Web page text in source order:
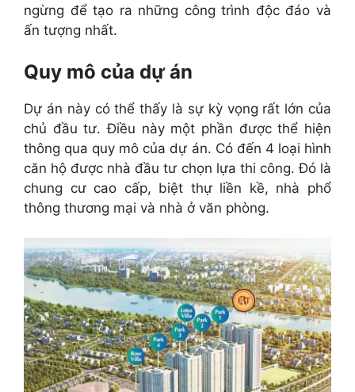
ngừng để tạo ra những công trình độc đáo và
ấn tượng nhất.
Quy mô của dự án
Dự án này có thể thấy là sự kỳ vọng rất lớn của
chủ đầu tư. Điều này một phần được thể hiện
thông qua quy mô của dự án. Có đến 4 loại hình
căn hộ được nhà đầu tư chọn lựa thi công. Đó là
chung cư cao cấp, biệt thự liền kề, nhà phổ
thông thương mại và nhà ở văn phòng.